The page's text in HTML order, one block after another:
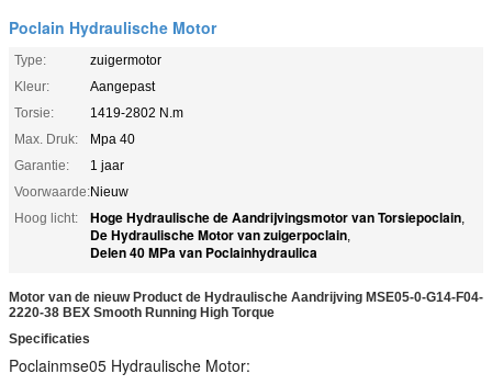
Poclain Hydraulische Motor
Type:
zuigermotor
Kleur:
Aangepast
Torsie:
1419-2802 N.m
Max. Druk:
Mpa 40
Garantie:
1 jaar
Voorwaarde:Nieuw
Hoog licht:
Hoge Hydraulische de Aandrijvingsmotor van Torsiepoclain,
De Hydraulische Motor van zuigerpoclain,
Delen 40 MPa van Poclainhydraulica
Motor van de nieuw Product de Hydraulische Aandrijving MSE05-0-G14-F04-
2220-38 BEX Smooth Running High Torque
Specificaties
Poclainmse05 Hydraulische Motor: